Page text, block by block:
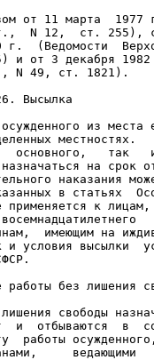
от 11 марта  1977
г.,  N 12,  ст. 255), с
г.  (Ведомости
от 3 декабря 1982
N 49, ст. 1821).
Высылка
из места
основного,   так
на срок
наказания
в статьях
к
имеющим на
условия высылки
работы без лишения
свободы
и  отбываются  в
работы
ведающими